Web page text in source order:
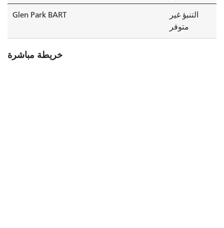
Glen Park BART
التنبؤ غير
متوفر
خريطة مباشرة